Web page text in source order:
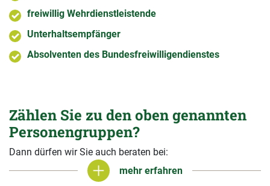
freiwillig Wehrdienstleistende
Unterhaltsempfänger
Absolventen des Bundesfreiwilligendienstes
Zählen Sie zu den oben genannten
Personengruppen?
Dann dürfen wir Sie auch beraten bei:
mehr erfahren
mehr erfahren